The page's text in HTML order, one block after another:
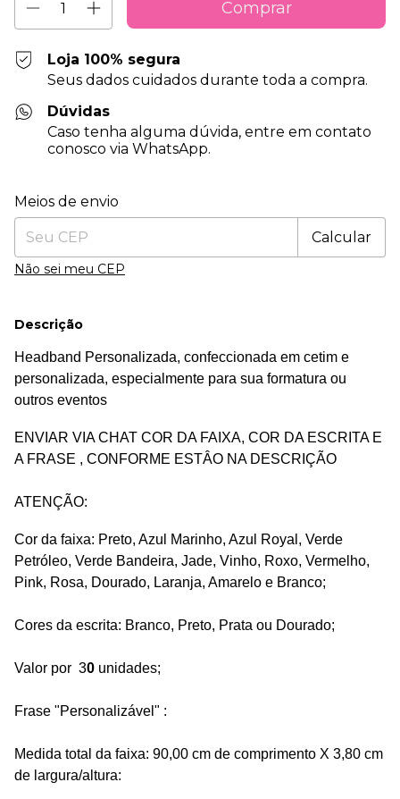
Loja 100% segura
Seus dados cuidados durante toda a compra.
Dúvidas
Caso tenha alguma dúvida, entre em contato
conosco via WhatsApp.
Entregas para o CEP:
Meios de envio
Calcular
Não sei meu CEP
Descrição
Headband Personalizada, confeccionada em cetim e
personalizada, especialmente para sua formatura ou
outros eventos
ENVIAR VIA CHAT COR DA FAIXA, COR DA ESCRITA E
A FRASE , CONFORME ESTÂO NA DESCRIÇÃO
ATENÇÃO:
Cor da faixa: Preto, Azul Marinho, Azul Royal, Verde
Petróleo, Verde Bandeira, Jade, Vinho, Roxo, Vermelho,
Pink, Rosa, Dourado, Laranja, Amarelo e Branco;
Cores da escrita: Branco, Preto, Prata ou Dourado;
Valor por 30 unidades;
Frase "Personalizável" :
Medida total da faixa: 90,00 cm de comprimento X 3,80 cm
de largura/altura: